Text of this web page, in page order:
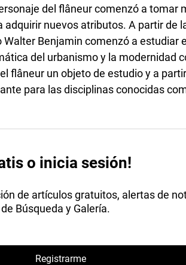
del flâneur comenzó a tomar
adquirir nuevos atributos. A partir de
Benjamin comenzó a estudiar
del urbanismo y la modernidad
flâneur un objeto de estudio y a
para las disciplinas conocidas
o inicia sesión!
de artículos gratuitos, alertas de
Búsqueda y Galería.
Registrarme